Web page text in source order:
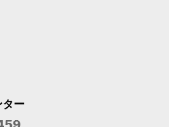
ター